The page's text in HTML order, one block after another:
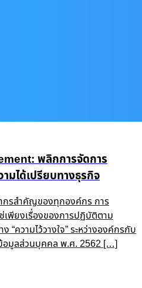
พลิกการจัดการ
ได้เปรียบทางธุรกิจ
กรสำคัญของทุกองค์กร การ
พียงเรื่องของการปฏิบัติตาม
“ความไว้วางใจ” ระหว่างองค์กรกับ
มูลส่วนบุคคล พ.ศ. 2562 […]